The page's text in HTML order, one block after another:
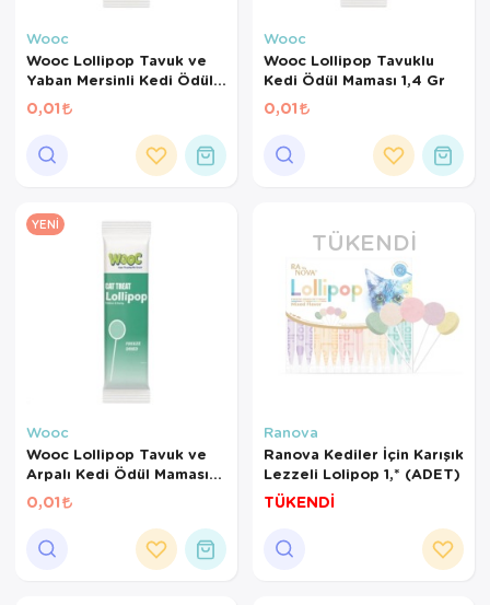
Wooc
Wooc Lollipop Tavuk ve
Yaban Mersinli Kedi Ödül
Maması 1,4 Gr
0,01
Wooc
Wooc Lollipop Tavuklu
Kedi Ödül Maması 1,4 Gr
0,01
YENI
Wooc
Wooc Lollipop Tavuk ve
Arpalı Kedi Ödül Maması
1,4 Gr
0,01
TÜKENDI
Ranova
Ranova Kediler İçin Karışık
Lezzeli Lolipop 1,* (ADET)
TÜKENDİ